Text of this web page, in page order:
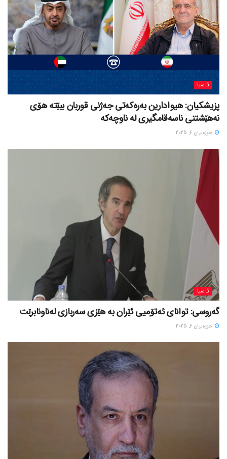
ئاسیا
پزیشکیان: هیوادارین بەرەکەتی جەژنی قوربان ببێتە هۆی
نەهێشتنی ناسەقامگیری لە ناوچەکە
حوزه‌یران 6, 2025
ئاسیا
گەروسی: توانای ئەتۆمیی ئێران بە هێزی سەربازی لەناونابرێت
حوزه‌یران 6, 2025